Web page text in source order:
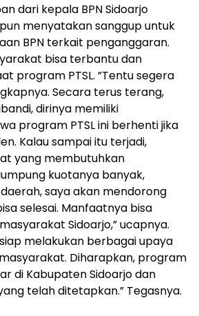
dari kepala BPN Sidoarjo
menyatakan sanggup untuk
BPN terkait penganggaran.
bisa terbantu dan
program PTSL. ”Tentu segera
Secara terus terang,
dirinya memiliki
program PTSL ini berhenti jika
Kalau sampai itu terjadi,
yang membutuhkan
kuotanya banyak,
saya akan mendorong
selesai. Manfaatnya bisa
Sidoarjo,” ucapnya.
melakukan berbagai upaya
Diharapkan, program
di Kabupaten Sidoarjo dan
telah ditetapkan.” Tegasnya.